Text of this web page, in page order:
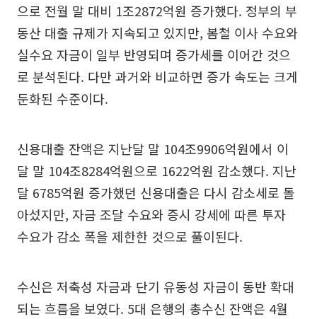
으로 전월 말 대비 1조2872억원 증가했다. 정부의 부
동산 대출 규제가 지속되고 있지만, 봄철 이사 수요와
실수요 자금이 일부 반영되며 증가세를 이어간 것으
로 분석된다. 다만 과거와 비교하면 증가 속도는 크게
둔화된 수준이다.
신용대출 잔액은 지난달 말 104조9906억원에서 이
달 말 104조8284억원으로 1622억원 감소했다. 지난
달 6785억원 증가했던 신용대출은 다시 감소세로 돌
아섰지만, 자금 조달 수요와 증시 강세에 따른 투자
수요가 감소 폭을 제한한 것으로 풀이된다.
수신은 저축성 자금과 단기 유동성 자금이 동반 확대
되는 흐름을 보였다. 5대 은행의 총수신 잔액은 4월